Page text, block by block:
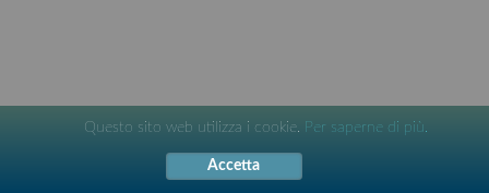
Questo sito web utilizza i cookie. Per saperne di più.
Accetta